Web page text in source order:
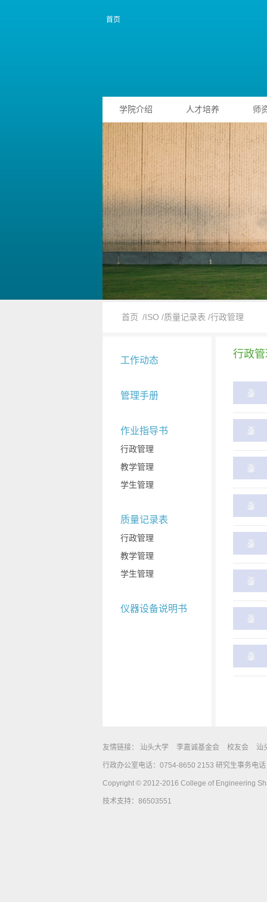
首页
学院介绍 人才培养 师
首页 /ISO /质量记录表 /行政管理
工作动态
管理手册
作业指导书
行政管理
教学管理
学生管理
质量记录表
行政管理
教学管理
学生管理
仪器设备说明书
行政
友情链接： 汕头大学 李嘉诚基金会 校友会 汕
行政办公室电话：0754-8650 2153 研究生事务电
Copyright © 2012-2016 College of Engineering
技术支持：86503551